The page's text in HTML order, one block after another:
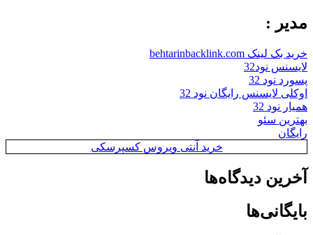
مدیر :
خرید بک لینک behtarinbacklink.com
لایسنس نود32
پسورد نود 32
اوکلی لایسنس رایگان نود 32
همیار نود 32
بهترین سئو
رایگان
خرید آنتی ویروس کسپرسکی
آخرین دیدگاه‌ها
بایگانی‌ها